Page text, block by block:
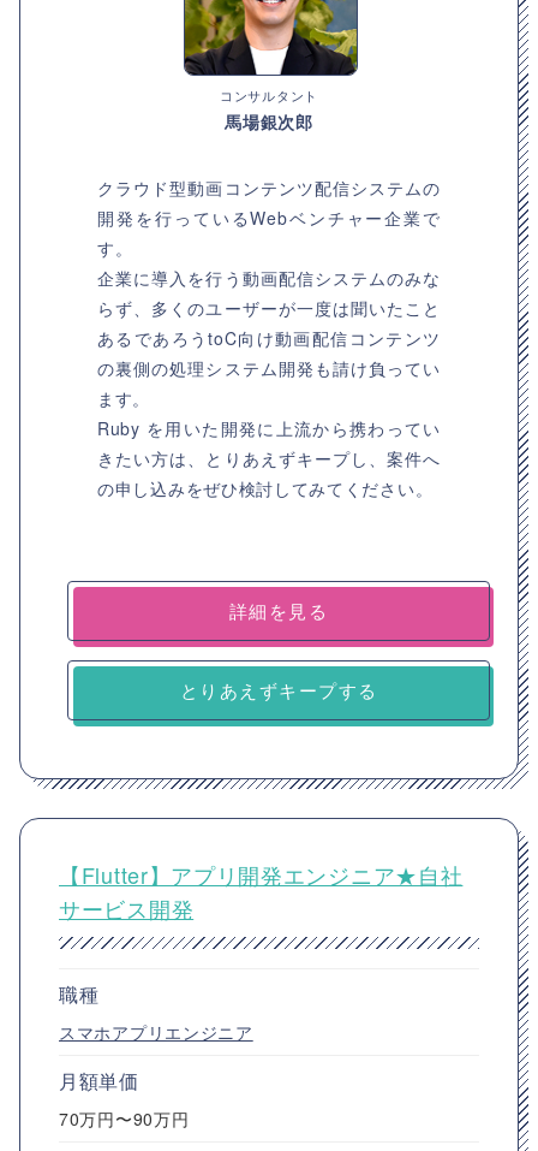
コンサルタント
馬場銀次郎
クラウド型動画コンテンツ配信システムの
開発を行っているWebベンチャー企業で
す。
企業に導入を行う動画配信システムのみな
らず、多くのユーザーが一度は聞いたこと
あるであろうtoC向け動画配信コンテンツ
の裏側の処理システム開発も請け負ってい
ます。
Ruby を用いた開発に上流から携わってい
きたい方は、とりあえずキープし、案件へ
の申し込みをぜひ検討してみてください。
詳細を見る
とりあえずキープする
【Flutter】アプリ開発エンジニア★自社
サービス開発
職種
スマホアプリエンジニア
月額単価
70万円〜90万円